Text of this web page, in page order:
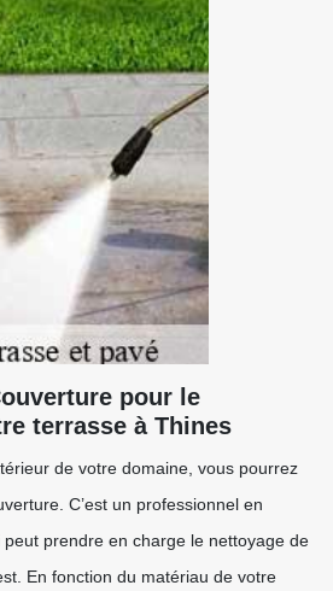
pour le
terrasse à Thines
de votre domaine, vous pourrez
C’est un professionnel en
prendre en charge le nettoyage de
En fonction du matériau de votre